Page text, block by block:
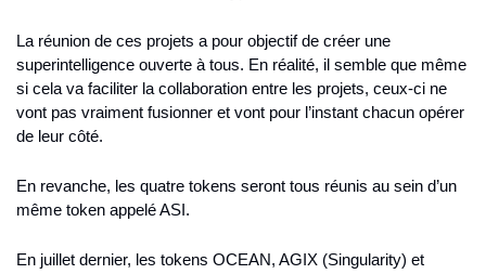
La réunion de ces projets a pour objectif de créer une
superintelligence ouverte à tous. En réalité, il semble que même
si cela va faciliter la collaboration entre les projets, ceux-ci ne
vont pas vraiment fusionner et vont pour l’instant chacun opérer
de leur côté.
En revanche, les quatre tokens seront tous réunis au sein d’un
même token appelé ASI.
En juillet dernier, les tokens OCEAN, AGIX (Singularity) et